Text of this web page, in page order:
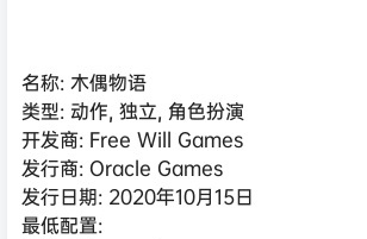
名称: 木偶物语
类型: 动作, 独立, 角色扮演
开发商: Free Will Games
发行商: Oracle Games
发行日期: 2020年10月15日
最低配置: